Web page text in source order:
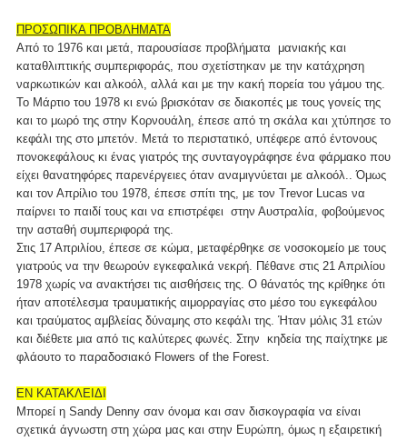
ΠΡΟΣΩΠΙΚΑ ΠΡΟΒΛΗΜΑΤΑ
Από το 1976 και μετά, παρουσίασε προβλήματα μανιακής και
καταθλιπτικής συμπεριφοράς, που σχετίστηκαν με την κατάχρηση
ναρκωτικών και αλκοόλ, αλλά και με την κακή πορεία του γάμου της.
Το Μάρτιο του 1978 κι ενώ βρισκόταν σε διακοπές με τους γονείς της
και το μωρό της στην Κορνουάλη, έπεσε από τη σκάλα και χτύπησε το
κεφάλι της στο μπετόν. Μετά το περιστατικό, υπέφερε από έντονους
πονοκεφάλους κι ένας γιατρός της συνταγογράφησε ένα φάρμακο που
είχει θανατηφόρες παρενέργειες όταν αναμιγνύεται με αλκοόλ.. Όμως
και τον Απρίλιο του 1978, έπεσε σπίτι της, με τον Trevor Lucas να
παίρνει το παιδί τους και να επιστρέφει στην Αυστραλία, φοβούμενος
την ασταθή συμπεριφορά της.
Στις 17 Απριλίου, έπεσε σε κώμα, μεταφέρθηκε σε νοσοκομείο με τους
γιατρούς να την θεωρούν εγκεφαλικά νεκρή. Πέθανε στις 21 Απριλίου
1978 χωρίς να ανακτήσει τις αισθήσεις της. Ο θάνατός της κρίθηκε ότι
ήταν αποτέλεσμα τραυματικής αιμορραγίας στο μέσο του εγκεφάλου
και τραύματος αμβλείας δύναμης στο κεφάλι της. Ήταν μόλις 31 ετών
και διέθετε μια από τις καλύτερες φωνές. Στην κηδεία της παίχτηκε με
φλάουτο το παραδοσιακό Flowers of the Forest.
ΕΝ ΚΑΤΑΚΛΕΙΔΙ
Μπορεί η Sandy Denny σαν όνομα και σαν δισκογραφία να είναι
σχετικά άγνωστη στη χώρα μας και στην Ευρώπη, όμως η εξαιρετική